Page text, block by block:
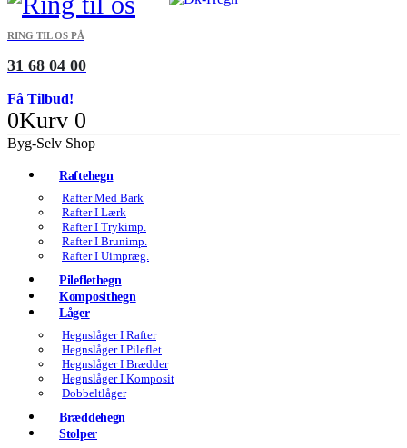
RING TIL OS PÅ
31 68 04 00
Få Tilbud!
0Kurv 0
Byg-Selv Shop
Raftehegn
Rafter Med Bark
Rafter I Lærk
Rafter I Trykimp.
Rafter I Brunimp.
Rafter I Uimpræg.
Pileflethegn
Komposithegn
Låger
Hegnslåger I Rafter
Hegnslåger I Pileflet
Hegnslåger I Brædder
Hegnslåger I Komposit
Dobbeltlåger
Bræddehegn
Stolper